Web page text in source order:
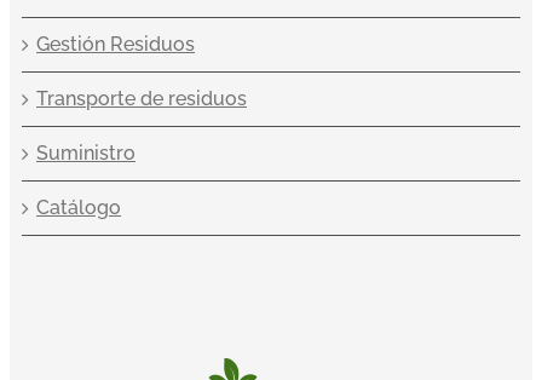
Gestión Residuos
Transporte de residuos
Suministro
Catálogo